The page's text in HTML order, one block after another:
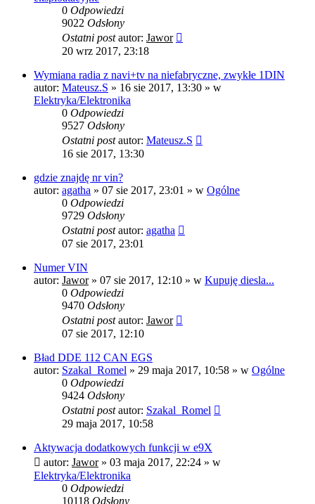
0 Odpowiedzi
9022 Odsłony
Ostatni postautor: Jawor
20 wrz 2017, 23:18
Wymiana radia z navi+tv na niefabryczne, zwykłe 1DIN
autor: Mateusz.S » 16 sie 2017, 13:30 » w
Elektryka/Elektronika
0 Odpowiedzi
9527 Odsłony
Ostatni postautor: Mateusz.S
16 sie 2017, 13:30
gdzie znajdę nr vin?
autor: agatha » 07 sie 2017, 23:01 » w Ogólne
0 Odpowiedzi
9729 Odsłony
Ostatni postautor: agatha
07 sie 2017, 23:01
Numer VIN
autor: Jawor» 07 sie 2017, 12:10 » w Kupuję diesla...
0 Odpowiedzi
9470 Odsłony
Ostatni postautor: Jawor
07 sie 2017, 12:10
Bład DDE 112 CAN EGS
autor: Szakal_Romel » 29 maja 2017, 10:58 » w Ogólne
0 Odpowiedzi
9424 Odsłony
Ostatni postautor: Szakal_Romel
29 maja 2017, 10:58
Aktywacja dodatkowych funkcji w e9X
autor: Jawor» 03 maja 2017, 22:24 » w
Elektryka/Elektronika
0 Odpowiedzi
10118 Odsłony